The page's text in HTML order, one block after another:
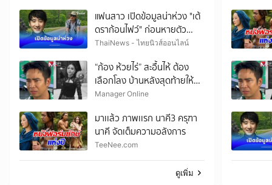
แฟนสาว เปิดข้อมูลน่าห่วง "เต้
ดราก้อนไฟว์" ก่อนหายตัว
ปริศนา
ThaiNews - ไทยนิวส์ออนไลน์
“ก้อง ห้วยไร่” สะอื้นไห้ ต้อง
เลือกโลง บ้านหลังสุดท้ายให้
“น้องพั้นซ์”
Manager Online
มาเเล้ว ภาพเเรก นาคี3 ครุฑา
นาคี จัดเต็มความอลังการ
TeeNee.com
ดูเพิ่ม